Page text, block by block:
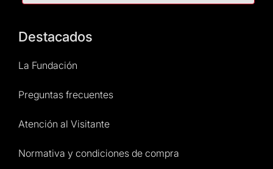
Destacados
La Fundación
Preguntas frecuentes
Atención al Visitante
Normativa y condiciones de compra